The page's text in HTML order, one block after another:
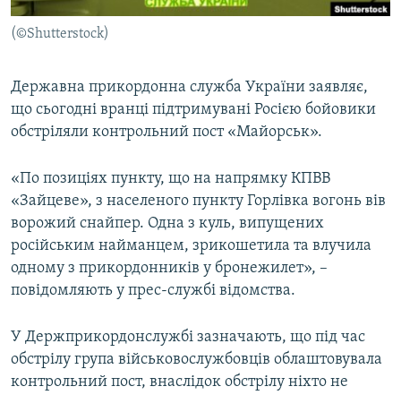
КРИМ РЕАЛІЇ
УКР
КТАТ
Усі сайти RFE/RL
(©Shutterstock)
Державна прикордонна служба України заявляє,
що сьогодні вранці підтримувані Росією бойовики
обстріляли контрольний пост «Майорськ».
«По позиціях пункту, що на напрямку КПВВ
«Зайцеве», з населеного пункту Горлівка вогонь вів
ворожий снайпер. Одна з куль, випущених
російським найманцем, зрикошетила та влучила
одному з прикордонників у бронежилет», –
повідомляють у прес-службі відомства.
У Держприкордонслужбі зазначають, що під час
обстрілу група військовослужбовців облаштовувала
контрольний пост, внаслідок обстрілу ніхто не